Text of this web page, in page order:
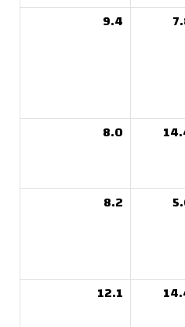
9.4
8.0
8.2
12.1